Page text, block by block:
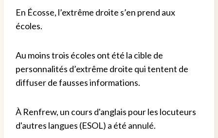
En Écosse, l’extrême droite s’en prend aux
écoles.
Au moins trois écoles ont été la cible de
personnalités d’extrême droite qui tentent de
diffuser de fausses informations.
À Renfrew, un cours d'anglais pour les locuteurs
d'autres langues (ESOL) a été annulé.